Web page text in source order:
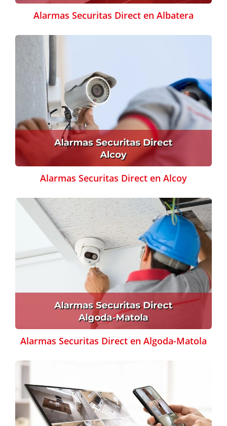
Alarmas Securitas Direct en Albatera
Alarmas Securitas Direct en Alcoy
Alarmas Securitas Direct en Algoda-Matola